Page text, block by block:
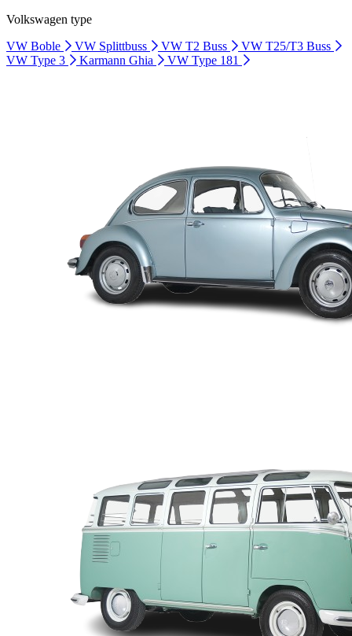
Volkswagen type
VW Boble
VW Splittbuss VW T2 Buss
VW T25/T3 Buss
VW Type 3
Karmann Ghia VW Type 181